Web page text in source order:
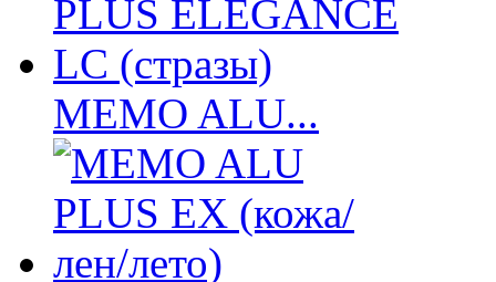
MEMO ALU...